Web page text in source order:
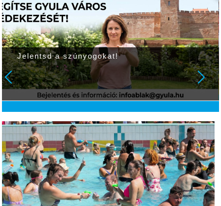
Jelentsd a szúnyogokat!